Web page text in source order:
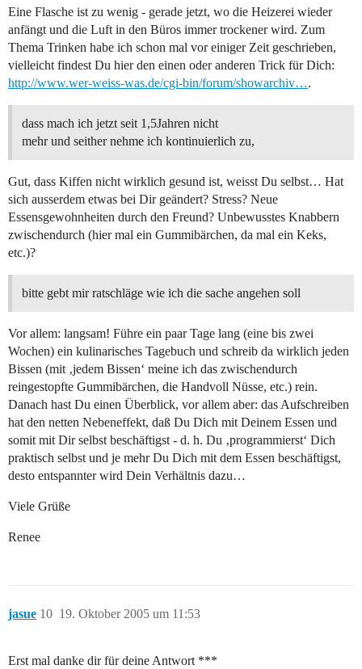
Eine Flasche ist zu wenig - gerade jetzt, wo die Heizerei wieder
anfängt und die Luft in den Büros immer trockener wird. Zum
Thema Trinken habe ich schon mal vor einiger Zeit geschrieben,
vielleicht findest Du hier den einen oder anderen Trick für Dich:
http://www.wer-weiss-was.de/cgi-bin/forum/showarchiv….
dass mach ich jetzt seit 1,5Jahren nicht
mehr und seither nehme ich kontinuierlich zu,
Gut, dass Kiffen nicht wirklich gesund ist, weisst Du selbst… Hat
sich ausserdem etwas bei Dir geändert? Stress? Neue
Essensgewohnheiten durch den Freund? Unbewusstes Knabbern
zwischendurch (hier mal ein Gummibärchen, da mal ein Keks,
etc.)?
bitte gebt mir ratschläge wie ich die sache angehen soll
Vor allem: langsam! Führe ein paar Tage lang (eine bis zwei
Wochen) ein kulinarisches Tagebuch und schreib da wirklich jeden
Bissen (mit ‚jedem Bissen‘ meine ich das zwischendurch
reingestopfte Gummibärchen, die Handvoll Nüsse, etc.) rein.
Danach hast Du einen Überblick, vor allem aber: das Aufschreiben
hat den netten Nebeneffekt, daß Du Dich mit Deinem Essen und
somit mit Dir selbst beschäftigst - d. h. Du ‚programmierst‘ Dich
praktisch selbst und je mehr Du Dich mit dem Essen beschäftigst,
desto entspannter wird Dein Verhältnis dazu…
Viele Grüße
Renee
jasue 19. Oktober 2005 um 11:53
10
Erst mal danke dir für deine Antwort ***